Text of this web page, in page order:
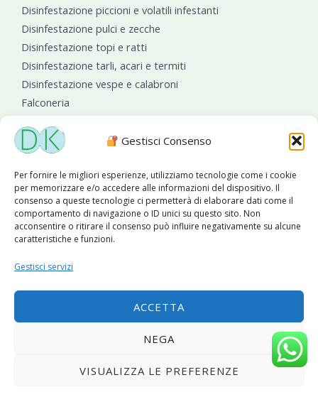
Gestisci Consenso
Per fornire le migliori esperienze, utilizziamo tecnologie come i cookie
per memorizzare e/o accedere alle informazioni del dispositivo. Il
consenso a queste tecnologie ci permetterà di elaborare dati come il
comportamento di navigazione o ID unici su questo sito. Non
acconsentire o ritirare il consenso può influire negativamente su alcune
caratteristiche e funzioni.
Gestisci servizi
ACCETTA
NEGA
VISUALIZZA LE PREFERENZE
Disinfestazione piccioni e volatili infestanti
Disinfestazione pulci e zecche
Disinfestazione topi e ratti
Disinfestazione tarli, acari e termiti
Disinfestazione vespe e calabroni
Falconeria
Copyright © 2026 Diseko Group Srls |
|Sito web
Privacy Policy| Cookie Policy